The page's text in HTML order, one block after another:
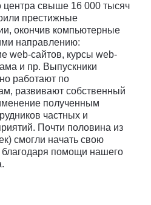
центра свыше 16 000 тысяч
престижные
окончив компьютерные
направлению:
web-сайтов, курсы web-
и пр. Выпускники
работают по
развивают собственный
полученным
частных и
Почти половина из
смогли начать свою
благодаря помощи нашего